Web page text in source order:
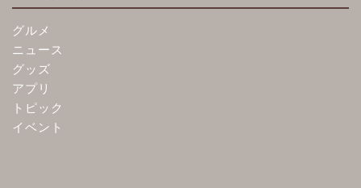
グルメ
ニュース
グッズ
アプリ
トピック
イベント